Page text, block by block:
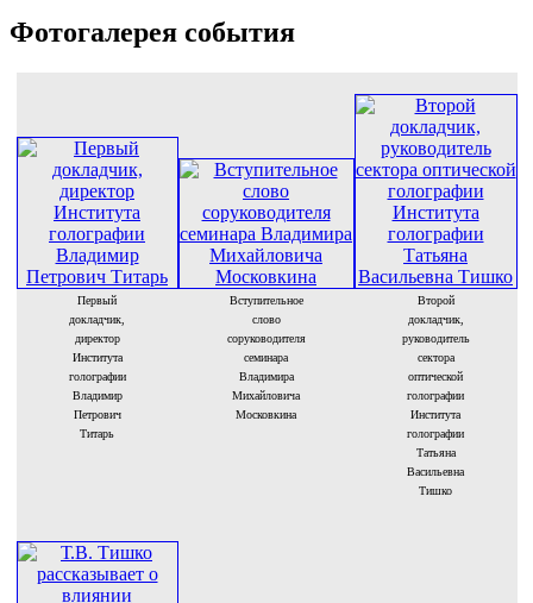
Фотогалерея события
Первый
докладчик,
директор
Института
голографии
Владимир
Петрович
Титарь
Вступительное
слово
соруководителя
семинара
Владимира
Михайловича
Московкина
Второй
докладчик,
руководитель
сектора
оптической
голографии
Института
голографии
Татьяна
Васильевна
Тишко